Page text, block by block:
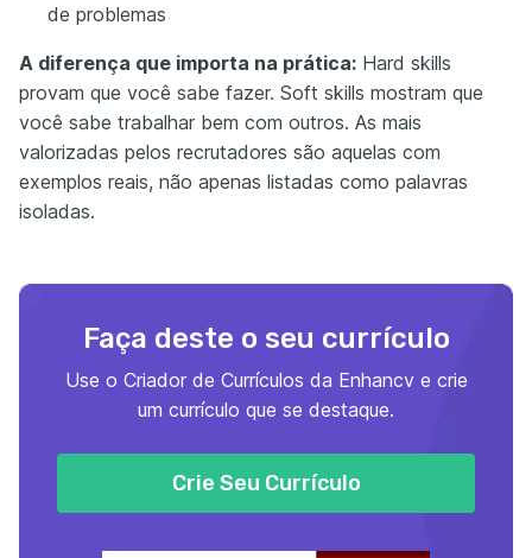
de problemas
A diferença que importa na prática: Hard skills
provam que você sabe fazer. Soft skills mostram que
você sabe trabalhar bem com outros. As mais
valorizadas pelos recrutadores são aquelas com
exemplos reais, não apenas listadas como palavras
isoladas.
Faça deste o seu currículo
Use o Criador de Currículos da Enhancv e crie
um currículo que se destaque.
Crie Seu Currículo